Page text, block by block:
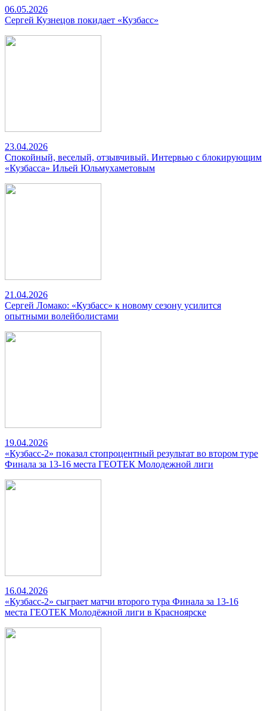
06.05.2026
Сергей Кузнецов покидает «Кузбасс»
23.04.2026
Спокойный, веселый, отзывчивый. Интервью с блокирующим
«Кузбасса» Ильей Юльмухаметовым
21.04.2026
Сергей Ломако: «Кузбасс» к новому сезону усилится
опытными волейболистами
19.04.2026
«Кузбасс-2» показал стопроцентный результат во втором туре
Финала за 13-16 места ГЕОТЕК Молодежной лиги
16.04.2026
«Кузбасс-2» сыграет матчи второго тура Финала за 13-16
места ГЕОТЕК Молодёжной лиги в Красноярске